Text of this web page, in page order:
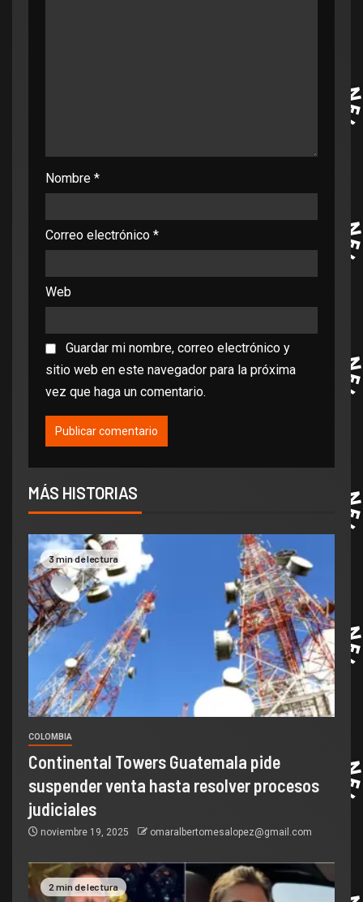
Nombre *
Correo electrónico *
Web
Guardar mi nombre, correo electrónico y
sitio web en este navegador para la próxima
vez que haga un comentario.
MÁS HISTORIAS
3 min de lectura
COLOMBIA
Continental Towers Guatemala pide
suspender venta hasta resolver procesos
judiciales
noviembre 19, 2025 omaralbertomesalopez@gmail.com
2 min de lectura